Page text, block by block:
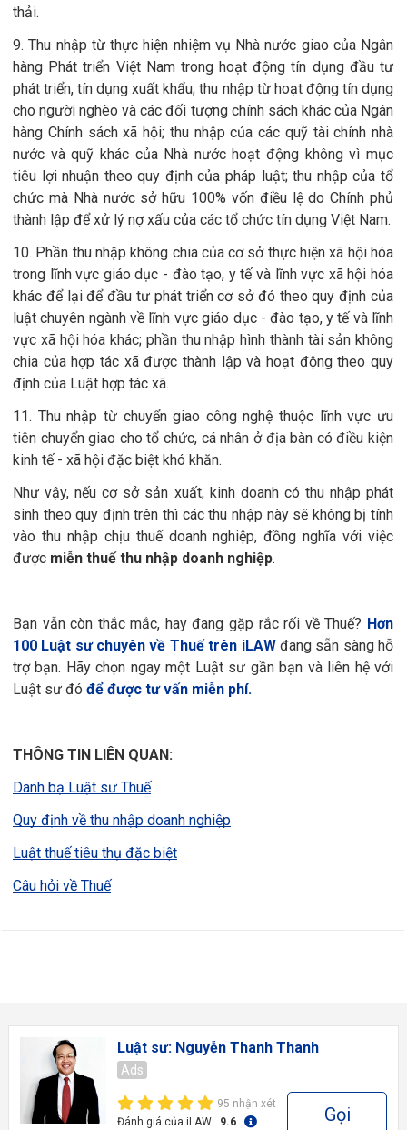
thải.
9. Thu nhập từ thực hiện nhiệm vụ Nhà nước giao của Ngân
hàng Phát triển Việt Nam trong hoạt động tín dụng đầu tư
phát triển, tín dụng xuất khẩu; thu nhập từ hoạt động tín dụng
cho người nghèo và các đối tượng chính sách khác của Ngân
hàng Chính sách xã hội; thu nhập của các quỹ tài chính nhà
nước và quỹ khác của Nhà nước hoạt động không vì mục
tiêu lợi nhuận theo quy định của pháp luật; thu nhập của tổ
chức mà Nhà nước sở hữu 100% vốn điều lệ do Chính phủ
thành lập để xử lý nợ xấu của các tổ chức tín dụng Việt Nam.
10. Phần thu nhập không chia của cơ sở thực hiện xã hội hóa
trong lĩnh vực giáo dục - đào tạo, y tế và lĩnh vực xã hội hóa
khác để lại để đầu tư phát triển cơ sở đó theo quy định của
luật chuyên ngành về lĩnh vực giáo dục - đào tạo, y tế và lĩnh
vực xã hội hóa khác; phần thu nhập hình thành tài sản không
chia của hợp tác xã được thành lập và hoạt động theo quy
định của Luật hợp tác xã.
11. Thu nhập từ chuyển giao công nghệ thuộc lĩnh vực ưu
tiên chuyển giao cho tổ chức, cá nhân ở địa bàn có điều kiện
kinh tế - xã hội đặc biệt khó khăn.
Như vậy, nếu cơ sở sản xuất, kinh doanh có thu nhập phát
sinh theo quy định trên thì các thu nhập này sẽ không bị tính
vào thu nhập chịu thuế doanh nghiệp, đồng nghĩa với việc
được miễn thuế thu nhập doanh nghiệp.
Bạn vẫn còn thắc mắc, hay đang gặp rắc rối về Thuế? Hơn
100 Luật sư chuyên về Thuế trên iLAWđang sẵn sàng hỗ
trợ bạn. Hãy chọn ngay một Luật sư gần bạn và liên hệ với
Luật sư đó để được tư vấn miễn phí.
THÔNG TIN LIÊN QUAN:
Danh bạ Luật sư Thuế
Quy định về thu nhập doanh nghiệp
Luật thuế tiêu thụ đặc biệt
Câu hỏi về Thuế
Luật sư: Nguyễn Thanh Thanh
Ads
95 nhận xét
Đánh giá của iLAW: 9.6 Gọi